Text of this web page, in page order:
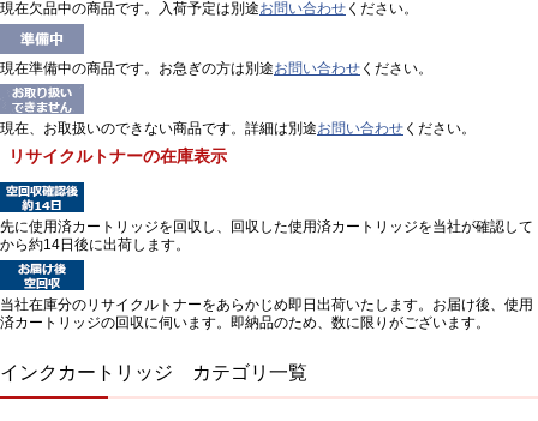
現在欠品中の商品です。入荷予定は別途お問い合わせ ください。
現在準備中の商品です。お急ぎの方は別途お問い合わせ ください。
現在、お取扱いのできない商品です。詳細は別途お問い合わせ ください。
リサイクルトナーの在庫表示
先に使用済カートリッジを回収し、回収した使用済カートリッジを当社が確認して
から約14日後に出荷します。
当社在庫分のリサイクルトナーをあらかじめ即日出荷いたします。お届け後、使用
済カートリッジの回収に伺います。即納品のため、数に限りがございます。
インクカートリッジ カテゴリ一覧